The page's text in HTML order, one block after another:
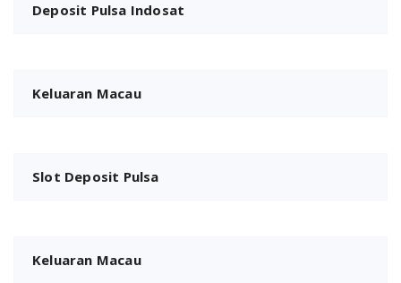
Deposit Pulsa Indosat
Keluaran Macau
Slot Deposit Pulsa
Keluaran Macau